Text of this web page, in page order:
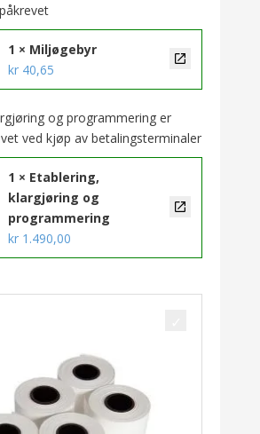
1 × Miljøgebyr
kr40,65
og programmering er
ved kjøp av betalingsterminaler
1 × Etablering,
klargjøring og
programmering
kr1.490,00